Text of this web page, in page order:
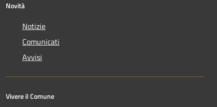
Novità
Notizie
Comunicati
Avvisi
Vivere il Comune